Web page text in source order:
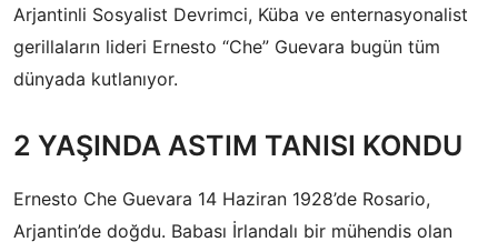
Arjantinli Sosyalist Devrimci, Küba ve enternasyonalist
gerillaların lideri Ernesto “Che” Guevara bugün tüm
dünyada kutlanıyor.
2 YAŞINDA ASTIM TANISI KONDU
Ernesto Che Guevara 14 Haziran 1928’de Rosario,
Arjantin’de doğdu. Babası İrlandalı bir mühendis olan